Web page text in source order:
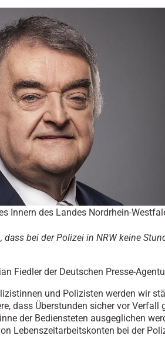
Innern des Landes Nordrhein-
bei der Polizei in NRW keine
Fiedler der Deutschen Presse-
und Polizisten werden wir
dass Überstunden sicher vor Verfall
der Bediensteten ausgeglichen
Lebenszeitarbeitskonten bei der